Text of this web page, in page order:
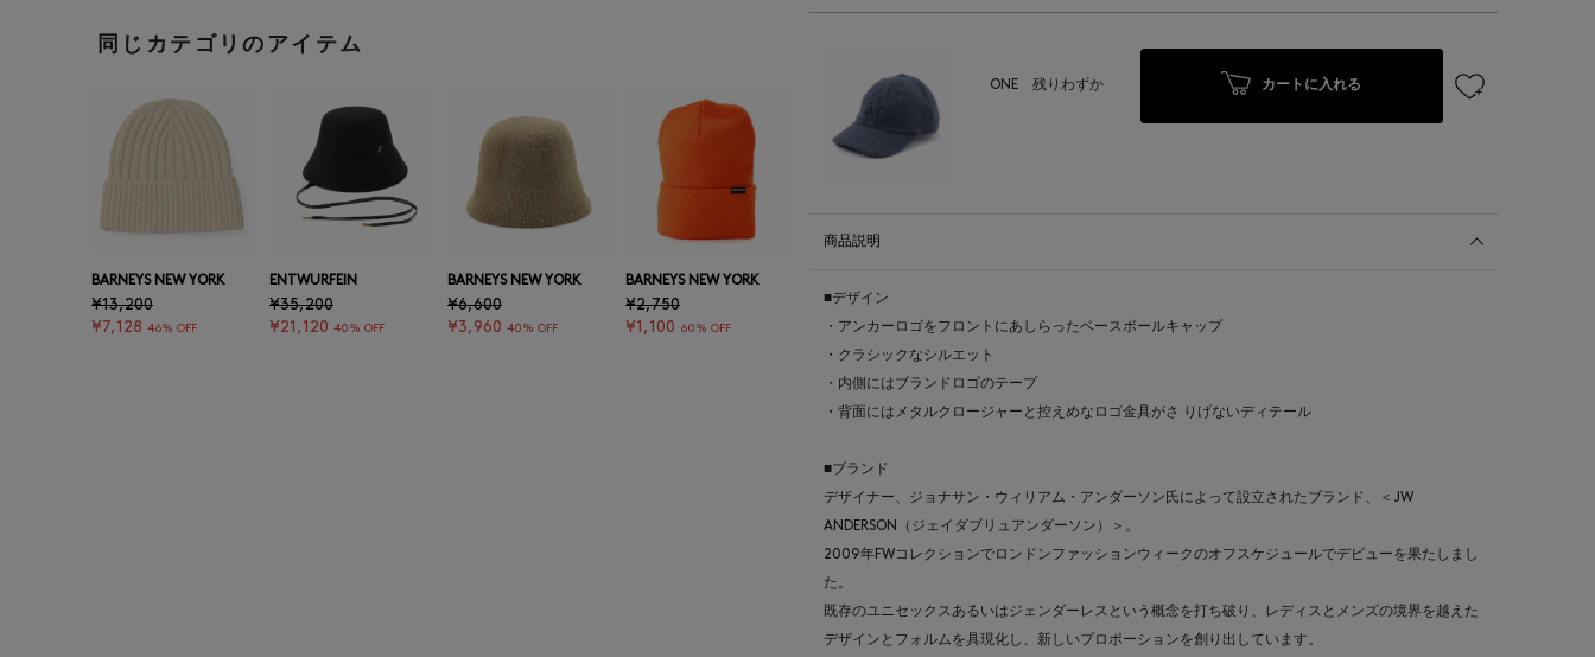
同じカテゴリのアイテム
BARNEYS NEW YORK
¥13,200
¥7,128 46% OFF
ENTWURFEIN
¥35,200
¥21,120 40% OFF
BARNEYS NEW YORK
¥6,600
¥3,960 40% OFF
BARNEYS NEW YORK
¥2,750
¥1,100 60% OFF
ONE 残りわずか カートに入れる
商品説明
■デザイン
・アンカーロゴをフロントにあしらったベースボールキャップ
・クラシックなシルエット
・内側にはブランドロゴのテープ
・背面にはメタルクロージャーと控えめなロゴ金具がさ りげないディテール
■ブランド
デザイナー、ジョナサン・ウィリアム・アンダーソン氏によって設立されたブランド、＜JW
ANDERSON（ジェイダブリュアンダーソン）＞。
2009年FWコレクションでロンドンファッションウィークのオフスケジュールでデビューを果たしまし
た。
既存のユニセックスあるいはジェンダーレスという概念を打ち破り、レディスとメンズの境界を越えた
デザインとフォルムを具現化し、新しいプロポーションを創り出しています。